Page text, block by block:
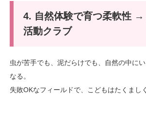
4. 自然体験で育つ柔軟性 →
活動クラブ
虫が苦手でも、泥だらけでも、自然の中に
なる。
失敗OKなフィールドで、こどもはたくまし